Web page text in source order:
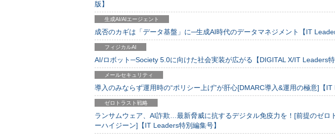
版】
生成AI/AIエージェント
成否のカギは「データ基盤」に─生成AI時代のデータマネジメント【IT
フィジカルAI
AI/ロボット─Society 5.0に向けた社会実装が広がる【DIGITAL X/IT Leaders特
メールセキュリティ
導入のみならず運用時の“ポリシー上げ”が肝心[DMARC導入&運用の極意]【IT
ゼロトラスト戦略
ランサムウェア、AI詐欺…最新脅威に抗するデジタル免疫力を！[前提のゼロ
ーハイジーン]【IT Leaders特別編集号】